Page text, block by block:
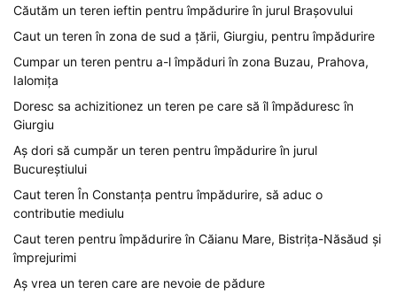
Căutăm un teren ieftin pentru împădurire în jurul Brașovului
Caut un teren în zona de sud a țării, Giurgiu, pentru împădurire
Cumpar un teren pentru a-l împăduri în zona Buzau, Prahova,
Ialomița
Doresc sa achizitionez un teren pe care să îl împăduresc în
Giurgiu
Aș dori să cumpăr un teren pentru împădurire în jurul
Bucureștiului
Caut teren În Constanța pentru împădurire, să aduc o
contributie mediulu
Caut teren pentru împădurire în Căianu Mare, Bistrița-Năsăud și
împrejurimi
Aș vrea un teren care are nevoie de pădure